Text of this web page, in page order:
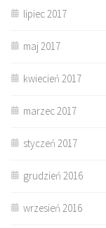
lipiec 2017
maj 2017
kwiecień 2017
marzec 2017
styczeń 2017
grudzień 2016
wrzesień 2016